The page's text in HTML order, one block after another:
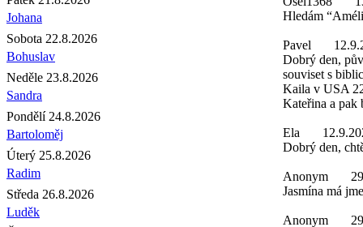
Johana
Sobota 22.8.2026
Bohuslav
Neděle 23.8.2026
Sandra
Pondělí 24.8.2026
Bartoloměj
Úterý 25.8.2026
Radim
Středa 26.8.2026
Luděk
Hledám
Pavel
Dobrý den,
souviset s
Kaila v USA
Kateřina a pak
Ela
Dobrý den,
Anonym
Jasmína má
Anonym